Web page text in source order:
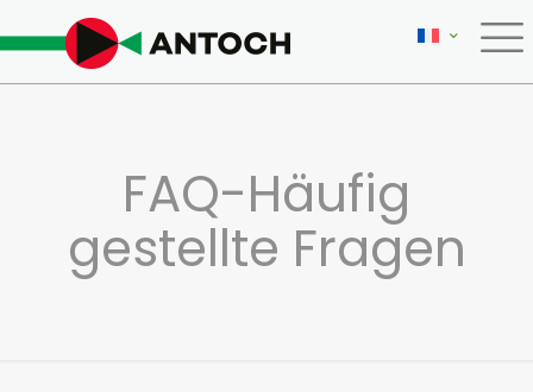
FAQ-Häufig
gestellte Fragen